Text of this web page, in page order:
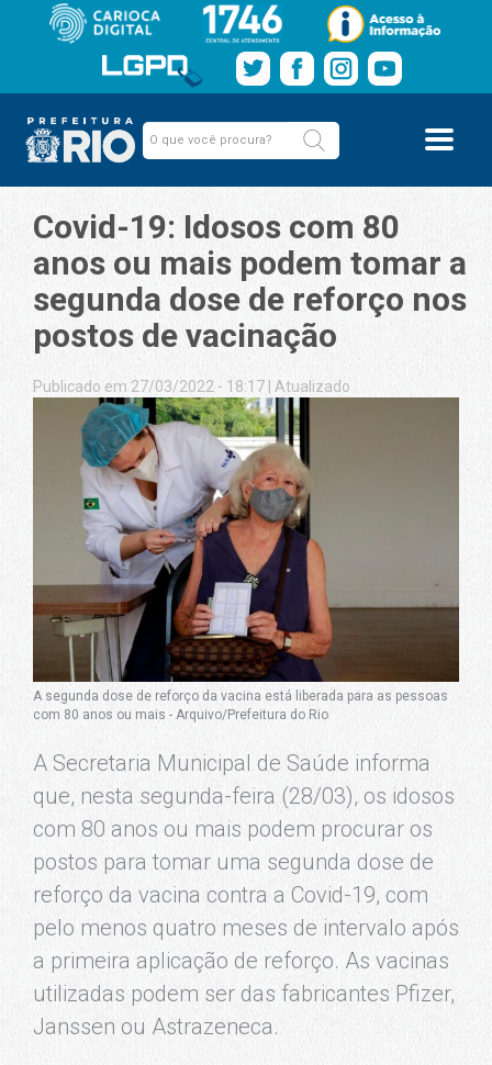
Covid-19: Idosos com 80
anos ou mais podem tomar a
segunda dose de reforço nos
postos de vacinação
Publicado em 27/03/2022 - 18:17 Atualizado
A segunda dose de reforço da vacina está liberada para as pessoas
com 80 anos ou mais - Arquivo/Prefeitura do Rio
A Secretaria Municipal de Saúde informa
que, nesta segunda-feira (28/03), os idosos
com 80 anos ou mais podem procurar os
postos para tomar uma segunda dose de
reforço da vacina contra a Covid-19, com
pelo menos quatro meses de intervalo após
a primeira aplicação de reforço. As vacinas
utilizadas podem ser das fabricantes Pfizer,
Janssen ou Astrazeneca.